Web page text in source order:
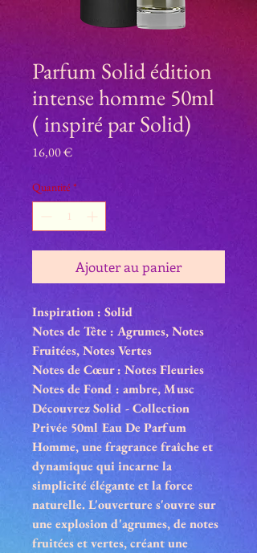
Parfum Solid édition
intense homme 50ml
( inspiré par Solid)
16,00 €Prix
Quantité *
Ajouter au panier
Inspiration : Solid
Notes de Tête : Agrumes, Notes
Fruitées, Notes Vertes
Notes de Cœur : Notes Fleuries
Notes de Fond : ambre, Musc
DécouvrezSolid - Collection
Privée 50ml Eau De Parfum
Homme, une fragrance fraîche et
dynamique qui incarne la
simplicité élégante et la force
naturelle. L'ouverture s'ouvre sur
une explosion d'agrumes, de notes
fruitées et vertes, créant une